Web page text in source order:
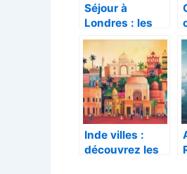
Séjour à
Londres : les
incontournable
s de la capitale
britannique
Inde villes :
découvrez les